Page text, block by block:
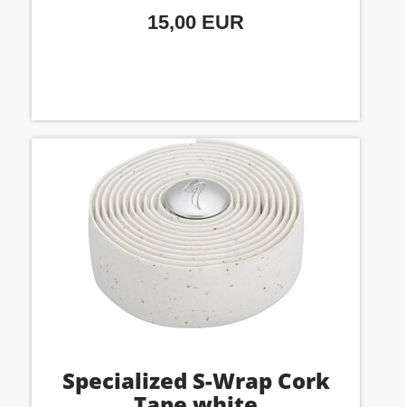
15,00 EUR
Specialized S-Wrap Cork